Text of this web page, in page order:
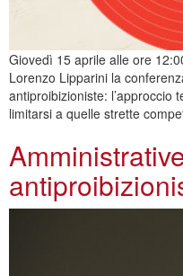
Giovedì 15 aprile alle ore
Lorenzo Lipparini la
antiproibizioniste: l’approccio
limitarsi a quelle strette